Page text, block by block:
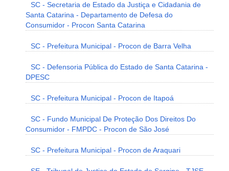
SC - Secretaria de Estado da Justiça e Cidadania de
Santa Catarina - Departamento de Defesa do
Consumidor - Procon Santa Catarina
SC - Prefeitura Municipal - Procon de Barra Velha
SC - Defensoria Pública do Estado de Santa Catarina -
DPESC
SC - Prefeitura Municipal - Procon de Itapoá
SC - Fundo Municipal De Proteção Dos Direitos Do
Consumidor - FMPDC - Procon de São José
SC - Prefeitura Municipal - Procon de Araquari